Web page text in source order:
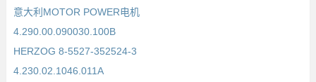
意大利MOTOR POWER电机
4.290.00.090030.100B
HERZOG 8-5527-352524-3
4.230.02.1046.011A